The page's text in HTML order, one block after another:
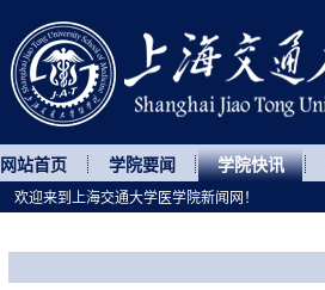
网站首页 学院要闻 学院快讯
欢迎来到上海交通大学医学院新闻网！